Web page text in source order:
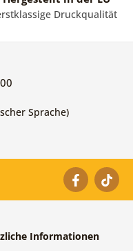
Druckqualität
Sprache)
Informationen